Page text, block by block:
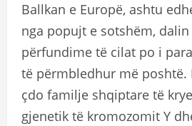
Ballkan e Europë, ashtu
nga popujt e sotshëm,
përfundime të cilat po i
të përmbledhur më
çdo familje shqiptare të
gjenetik të kromozomit Y